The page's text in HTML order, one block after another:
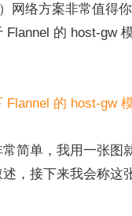
）网络方案非常值得
Flannel 的 host-gw
的 host-gw 模
简单，我用一张图
，接下来我会称这